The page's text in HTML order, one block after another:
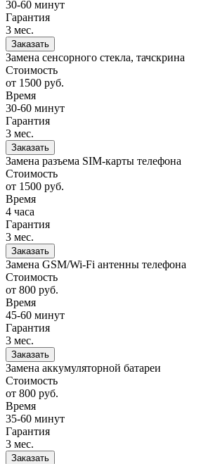
30-60 минут
Гарантия
3 мес.
Заказать
Замена сенсорного стекла, тачскрина
Стоимость
от 1500 руб.
Время
30-60 минут
Гарантия
3 мес.
Заказать
Замена разъема SIM-карты телефона
Стоимость
от 1500 руб.
Время
4 часа
Гарантия
3 мес.
Заказать
Замена GSM/Wi-Fi антенны телефона
Стоимость
от 800 руб.
Время
45-60 минут
Гарантия
3 мес.
Заказать
Замена аккумуляторной батареи
Стоимость
от 800 руб.
Время
35-60 минут
Гарантия
3 мес.
Заказать